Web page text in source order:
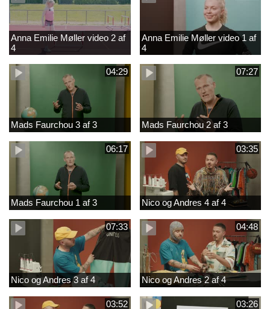
Anna Emilie Møller video 2 af
4
Anna Emilie Møller video 1 af
4
04:29
Mads Faurchou 3 af 3
07:27
Mads Faurchou 2 af 3
06:17
Mads Faurchou 1 af 3
03:35
Nico og Andres 4 af 4
07:33
Nico og Andres 3 af 4
04:48
Nico og Andres 2 af 4
03:52 03:26